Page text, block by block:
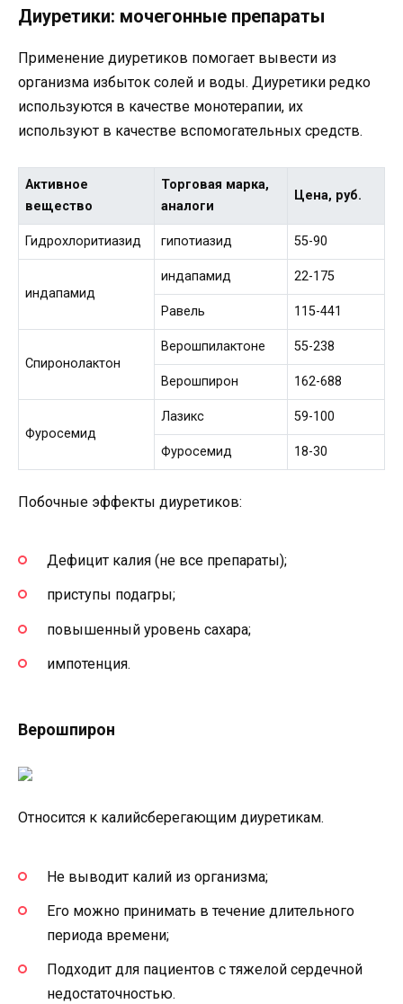
Диуретики: мочегонные препараты
Применение диуретиков помогает вывести из
организма избыток солей и воды. Диуретики редко
используются в качестве монотерапии, их
используют в качестве вспомогательных средств.
Активное
вещество
Торговая марка,
аналоги
Цена, руб.
Гидрохлоритиазид гипотиазид 55-90
индапамид
индапамид 22-175
Равель 115-441
Спиронолактон
Верошпилактоне 55-238
Верошпирон 162-688
Фуросемид
Лазикс 59-100
Фуросемид 18-30
Побочные эффекты диуретиков:
Дефицит калия (не все препараты);
приступы подагры;
повышенный уровень сахара;
импотенция.
Верошпирон
Относится к калийсберегающим диуретикам.
Не выводит калий из организма;
Его можно принимать в течение длительного
периода времени;
Подходит для пациентов с тяжелой сердечной
недостаточностью.